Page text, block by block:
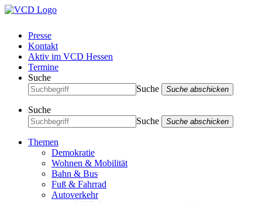
Presse
Kontakt
Aktiv im VCD Hessen
Termine
Suche
Suche
Suche abschicken
Suche
Suche
Suche abschicken
Themen
Demokratie
Wohnen & Mobilität
Bahn & Bus
Fuß & Fahrrad
Autoverkehr